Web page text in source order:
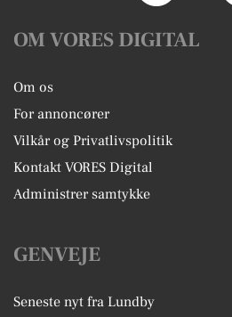
OM VORES DIGITAL
Om os
For annoncører
Vilkår og Privatlivspolitik
Kontakt VORES Digital
Administrer samtykke
GENVEJE
Seneste nyt fra Lundby